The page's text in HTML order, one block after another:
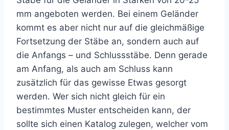
mm angeboten werden. Bei einem Geländer
kommt es aber nicht nur auf die gleichmäßige
Fortsetzung der Stäbe an, sondern auch auf
die Anfangs – und Schlussstäbe. Denn gerade
am Anfang, als auch am Schluss kann
zusätzlich für das gewisse Etwas gesorgt
werden. Wer sich nicht gleich für ein
bestimmtes Muster entscheiden kann, der
sollte sich einen Katalog zulegen, welcher vom